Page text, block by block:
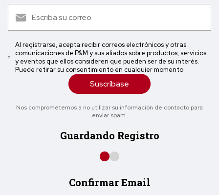
Al registrarse, acepta recibir correos electrónicos y otras
comunicaciones de P&M y sus aliados sobre productos, servicios
y eventos que ellos consideren que pueden ser de su interés.
Puede retirar su consentimiento en cualquier momento
Suscríbase
Nos comprometemos a no utilizar su información de contacto para
enviar spam.
Guardando Registro
Confirmar Email